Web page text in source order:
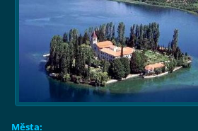
Města: